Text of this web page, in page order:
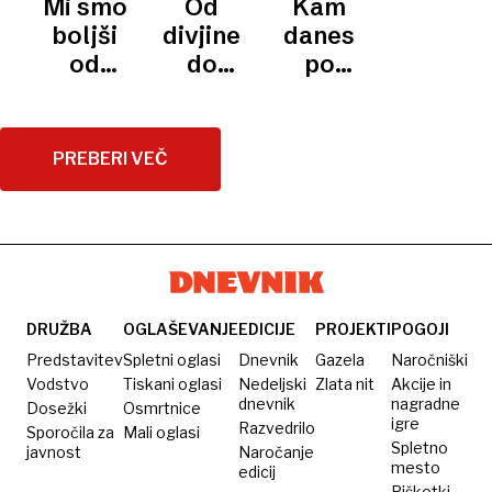
vrhunsko
Saint-
Tropez,
sladico
z
in zakaj
izginja z
jedilnikov
Mi smo
boljši
od
Zakaj je
slovenski
Od
divjine
do
zakaj so
robide
narave
Kam
danes
po
promenad
PREBERI VEČ
DRUŽBA
Predstavitev
Vodstvo
Dosežki
Sporočila za
javnost
OGLAŠEVANJE
Spletni oglasi
Tiskani oglasi
Osmrtnice
Mali oglasi
EDICIJE
Dnevnik
Nedeljski
dnevnik
Razvedrilo
Naročanje
edicij
PROJEKTI
Gazela
Zlata nit
POGOJI
Naročniški
Akcije in
nagradne
igre
Spletno
mesto